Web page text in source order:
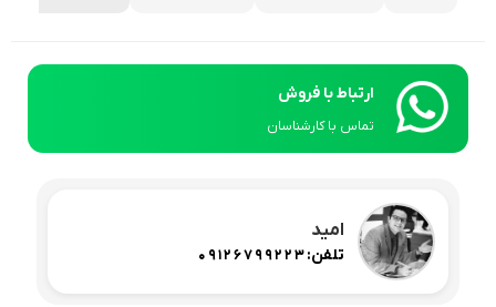
ارتباط با فروش
تماس با کارشناسان
امید
تلفن:09126799223